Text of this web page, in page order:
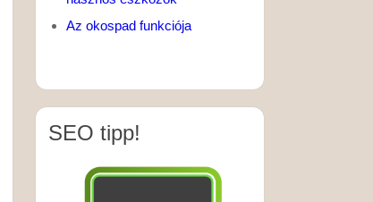
Az okospad funkciója
SEO tipp!